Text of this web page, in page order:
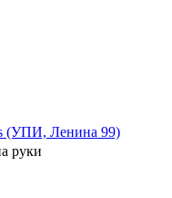
(УПИ, Ленина 99)
руки